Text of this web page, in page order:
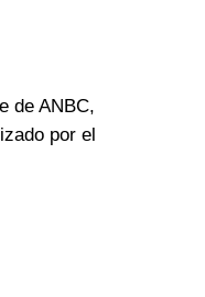
de ANBC,
por el